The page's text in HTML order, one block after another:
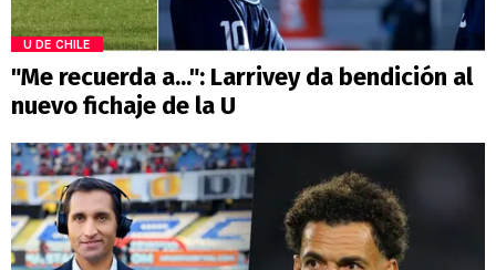
U DE CHILE
"Me recuerda a...": Larrivey da bendición al
nuevo fichaje de la U